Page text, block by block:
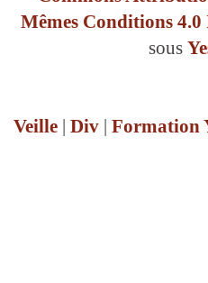
Mêmes Conditions
sous
Veille | Div | Formation